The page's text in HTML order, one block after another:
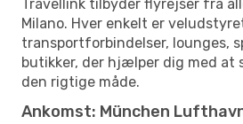
Travellink tilbyder flyrejser fra
Milano. Hver enkelt er
transportforbindelser, lounges,
butikker, der hjælper dig med at
den rigtige måde.
Ankomst: München